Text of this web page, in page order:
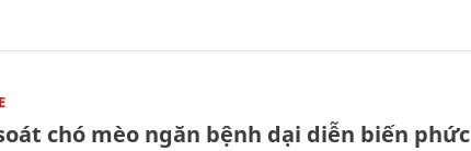
chó mèo ngăn bệnh dại diễn biến phức